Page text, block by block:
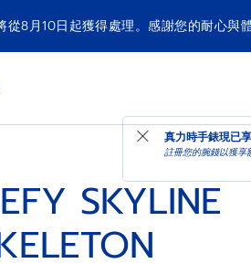
8月10日起獲得處理。感謝您的耐心與體
真力時手錶現已
註冊您的腕錢以獲享
SKYLINE